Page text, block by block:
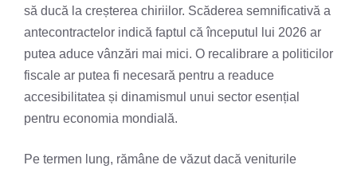
să ducă la creșterea chiriilor. Scăderea semnificativă a
antecontractelor indică faptul că începutul lui 2026 ar
putea aduce vânzări mai mici. O recalibrare a politicilor
fiscale ar putea fi necesară pentru a readuce
accesibilitatea și dinamismul unui sector esențial
pentru economia mondială.
Pe termen lung, rămâne de văzut dacă veniturile